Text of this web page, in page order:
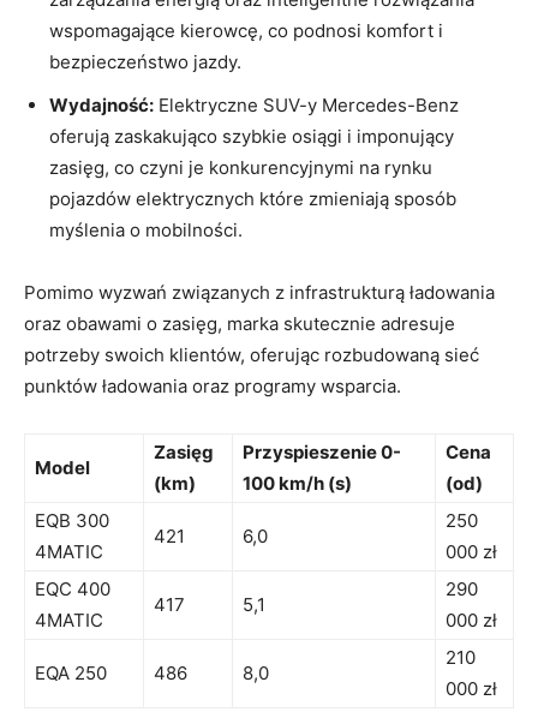
wspomagające kierowcę, co podnosi komfort i
bezpieczeństwo jazdy.
Wydajność: Elektryczne SUV-y Mercedes-Benz
oferują zaskakująco szybkie osiągi i imponujący
zasięg, co czyni je konkurencyjnymi na rynku
pojazdów elektrycznych które zmieniają sposób
myślenia o mobilności.
Pomimo wyzwań związanych z infrastrukturą ładowania
oraz obawami o zasięg, marka skutecznie adresuje
potrzeby swoich klientów, oferując rozbudowaną sieć
punktów ładowania oraz programy wsparcia.
Model
Zasięg
(km)
Przyspieszenie 0-
100 km/h (s)
Cena
(od)
EQB 300
4MATIC
421 6,0
250
000 zł
EQC 400
4MATIC
417 5,1
290
000 zł
EQA 250 486 8,0
210
000 zł